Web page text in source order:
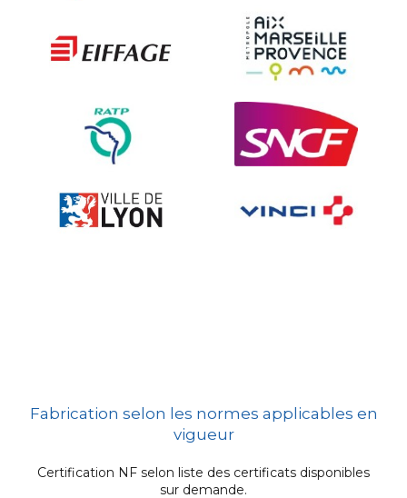
Les techniques de dissuasion
Ville fleurie, village fleuri
Signalisation embarquée
Fabrication selon les normes applicables en
vigueur
Certification NF selon liste des certificats disponibles
sur demande.